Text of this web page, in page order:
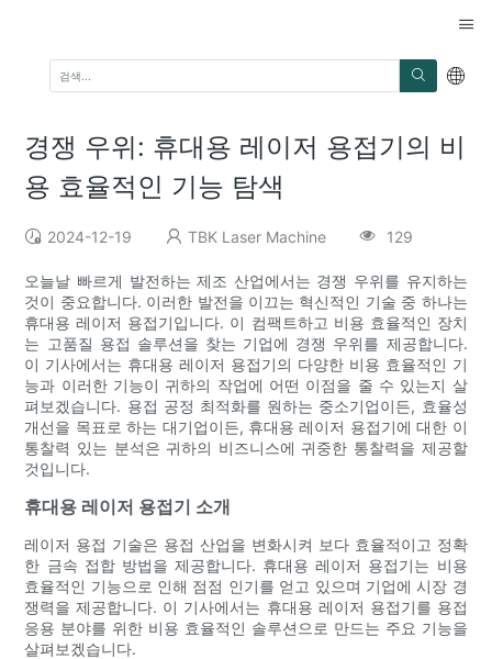
경쟁 우위: 휴대용 레이저 용접기의 비
용 효율적인 기능 탐색
2024-12-19 TBK Laser Machine 129
오늘날 빠르게 발전하는 제조 산업에서는 경쟁 우위를 유지하는
것이 중요합니다. 이러한 발전을 이끄는 혁신적인 기술 중 하나는
휴대용 레이저 용접기입니다. 이 컴팩트하고 비용 효율적인 장치
는 고품질 용접 솔루션을 찾는 기업에 경쟁 우위를 제공합니다.
이 기사에서는 휴대용 레이저 용접기의 다양한 비용 효율적인 기
능과 이러한 기능이 귀하의 작업에 어떤 이점을 줄 수 있는지 살
펴보겠습니다. 용접 공정 최적화를 원하는 중소기업이든, 효율성
개선을 목표로 하는 대기업이든, 휴대용 레이저 용접기에 대한 이
통찰력 있는 분석은 귀하의 비즈니스에 귀중한 통찰력을 제공할
것입니다.
휴대용 레이저 용접기 소개
레이저 용접 기술은 용접 산업을 변화시켜 보다 효율적이고 정확
한 금속 접합 방법을 제공합니다. 휴대용 레이저 용접기는 비용
효율적인 기능으로 인해 점점 인기를 얻고 있으며 기업에 시장 경
쟁력을 제공합니다. 이 기사에서는 휴대용 레이저 용접기를 용접
응용 분야를 위한 비용 효율적인 솔루션으로 만드는 주요 기능을
살펴보겠습니다.